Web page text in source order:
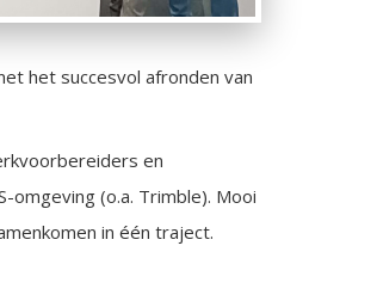
het succesvol afronden van
en
omgeving (o.a. Trimble). Mooi
in één traject.